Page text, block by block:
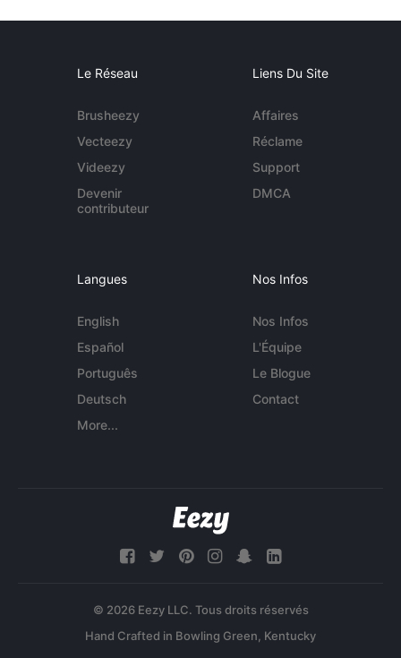
Le Réseau
Brusheezy
Vecteezy
Videezy
Devenir
contributeur
Liens Du Site
Affaires
Réclame
Support
DMCA
Langues
English
Español
Português
Deutsch
More...
Nos Infos
Nos Infos
L'Équipe
Le Blogue
Contact
© 2026 Eezy LLC. Tous droits réservés